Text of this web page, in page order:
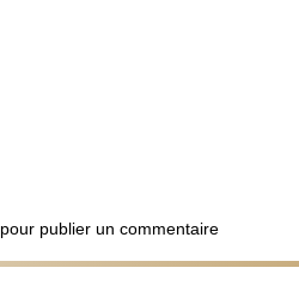
pour publier un commentaire